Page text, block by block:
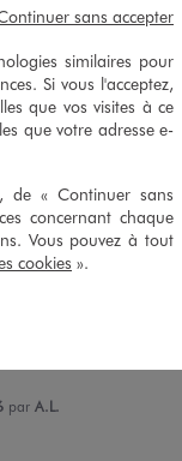
par Geneviève T.
par A.L.
similaires pour
Si vous l'acceptez,
que vos visites à ce
que votre adresse e-
de « Continuer sans
concernant chaque
Vous pouvez à tout
cookies ».
sans accepter